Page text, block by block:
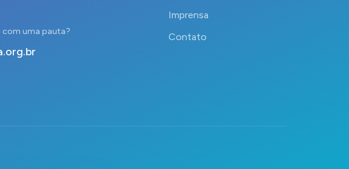
com uma pauta?
Imprensa
Contato